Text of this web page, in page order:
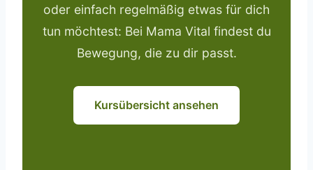
oder einfach regelmäßig etwas für dich
tun möchtest: Bei Mama Vital findest du
Bewegung, die zu dir passt.
Kursübersicht ansehen